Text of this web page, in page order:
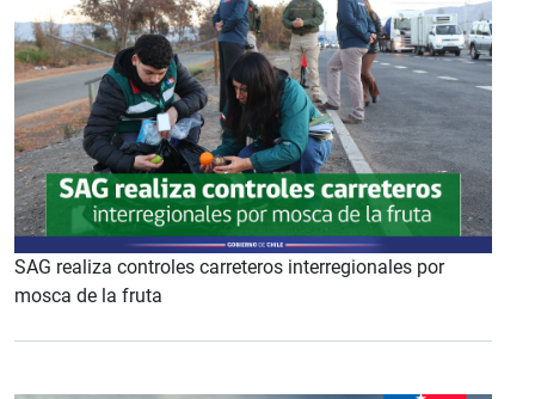
SAG realiza controles carreteros interregionales por
mosca de la fruta